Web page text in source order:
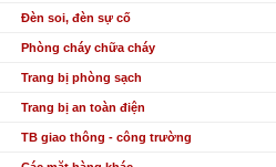
Đèn soi, đèn sự cố
Phòng cháy chữa cháy
Trang bị phòng sạch
Trang bị an toàn điện
TB giao thông - công trường